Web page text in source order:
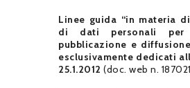
Linee guida “in materia
di dati personali
pubblicazione e
esclusivamente dedicati
25.1.2012 (doc. web n.